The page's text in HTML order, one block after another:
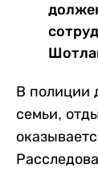
В полиции
семьи,